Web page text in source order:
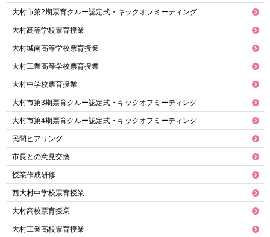
大村市第2期票育クルー認定式・キックオフミーティング
大村高等学校票育授業
大村城南高等学校票育授業
大村工業高等学校票育授業
大村中学校票育授業
大村市第3期票育クルー認定式・キックオフミーティング
大村市第4期票育クルー認定式・キックオフミーティング
民間ヒアリング
市長との意見交換
授業作成研修
西大村中学校票育授業
大村高校票育授業
大村工業高校票育授業